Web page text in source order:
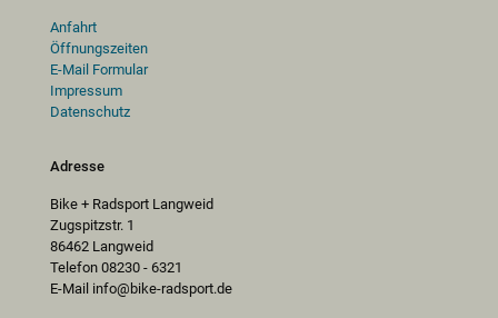
Anfahrt
Öffnungszeiten
E-Mail Formular
Impressum
Datenschutz
Adresse
Bike + Radsport Langweid
Zugspitzstr. 1
86462 Langweid
Telefon 08230 - 6321
E-Mail info@bike-radsport.de